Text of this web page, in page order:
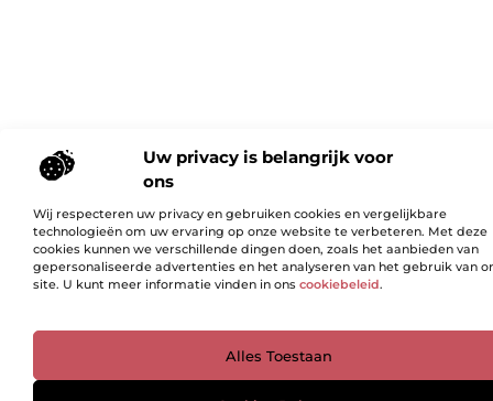
Uw privacy is belangrijk voor
ons
Wij respecteren uw privacy en gebruiken cookies en vergelijkbare
technologieën om uw ervaring op onze website te verbeteren. Met deze
cookies kunnen we verschillende dingen doen, zoals het aanbieden van
gepersonaliseerde advertenties en het analyseren van het gebruik van
site. U kunt meer informatie vinden in ons cookiebeleid.
Alles Toestaan